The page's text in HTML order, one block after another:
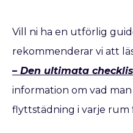
Vill ni ha en utförlig
rekommenderar vi att
– Den ultimata
information om vad man
flyttstädning i varje rum